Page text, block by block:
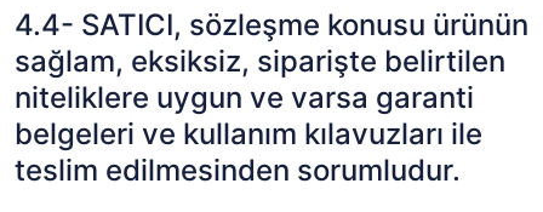
4.4- SATICI, sözleşme konusu ürünün
sağlam, eksiksiz, siparişte belirtilen
niteliklere uygun ve varsa garanti
belgeleri ve kullanım kılavuzları ile
teslim edilmesinden sorumludur.